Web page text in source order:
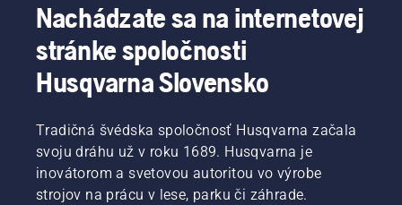
Nachádzate sa na internetovej
stránke spoločnosti
Husqvarna Slovensko
Tradičná švédska spoločnosť Husqvarna začala
svoju dráhu už v roku 1689. Husqvarna je
inovátorom a svetovou autoritou vo výrobe
strojov na prácu v lese, parku či záhrade.